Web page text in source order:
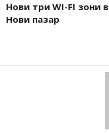
Нови три WI-FI зони в
Нови пазар